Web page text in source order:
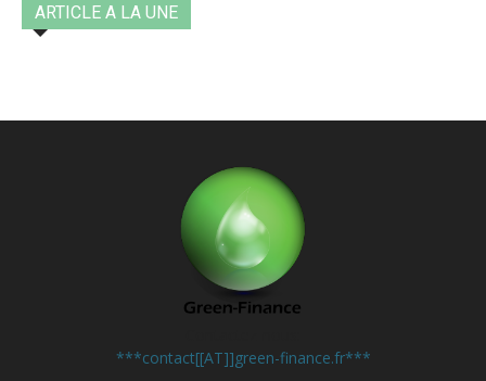
ARTICLE A LA UNE
***contact[[AT]]green-finance.fr***